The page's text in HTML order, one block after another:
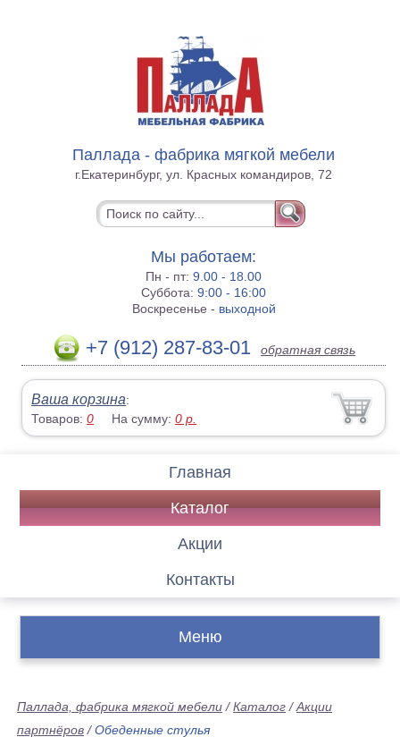
Паллада - фабрика мягкой мебели
г.Екатеринбург, ул. Красных командиров, 72
Мы работаем:
Пн - пт:9.00 - 18.00
Суббота:9:00 - 16:00
Воскресенье - выходной
+7 (912) 287-83-01 обратная связь
Ваша корзина:
Товаров:0 На сумму:0 р.
Главная
Каталог
Акции
Контакты
Меню
Паллада, фабрика мягкой мебели /Каталог /Акции
партнёров /Обеденные стулья